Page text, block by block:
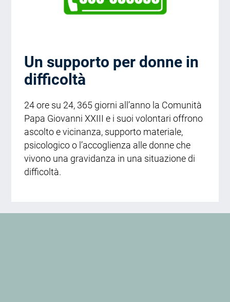
Un supporto per donne in
difficoltà
24 ore su 24, 365 giorni all’anno la Comunità
Papa Giovanni XXIII e i suoi volontari offrono
ascolto e vicinanza, supporto materiale,
psicologico o l’accoglienza alle donne che
vivono una gravidanza in una situazione di
difficoltà.